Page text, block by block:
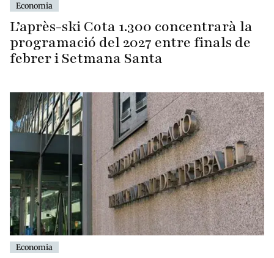
Economia
L’après-ski Cota 1.300 concentrarà la
programació del 2027 entre finals de
febrer i Setmana Santa
Economia